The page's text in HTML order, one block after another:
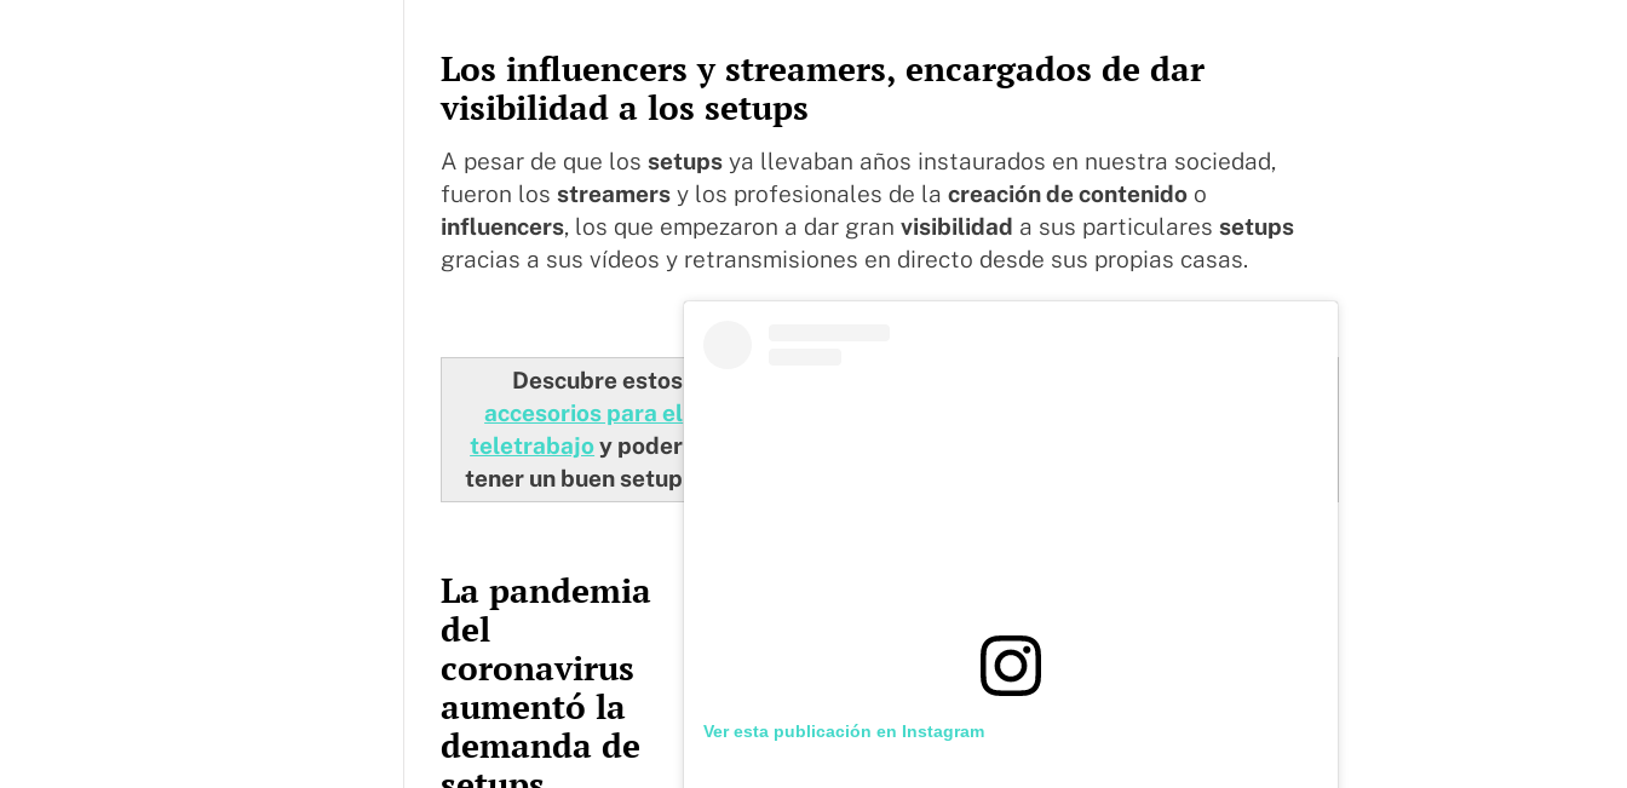
Los influencers y streamers, encargados de dar
visibilidad a los setups
A pesar de que lossetups ya llevaban años instaurados en nuestra sociedad,
fueron losstreamers y los profesionales de lacreación de contenido o
influencers, los que empezaron a dar granvisibilidad a sus particularessetups
gracias a sus vídeos y retransmisiones en directo desde sus propias casas.
Ver esta publicación en Instagram
Descubre estos
accesorios para el
teletrabajoy poder
tener un buen setup
La pandemia
del
coronavirus
aumentó la
demanda de